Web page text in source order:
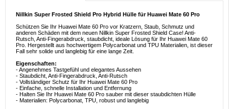
Nillkin Super Frosted Shield Pro Hybrid Hülle für Huawei Mate 60 Pro
Schützen Sie Ihr Huawei Mate 60 Pro vor Kratzern, Staub, Schmutz und
anderen Schäden mit dem neuen Nillkin Super Frosted Shield Case! Anti-
Rutsch, Anti-Fingerabdruck, staubdicht, ideale Lösung für Ihr Huawei Mate 60
Pro. Hergestellt aus hochwertigem Polycarbonat und TPU Materialien, ist dieser
Fall sehr solide und langlebig für eine lange Zeit.
Eigenschaften:
- Angenehmes Tastgefühl und elegantes Aussehen
- Staubdicht, Anti-Fingerabdruck, Anti-Rutsch
- Vollständiger Schutz für Ihr Huawei Mate 60 Pro
- Einfache, schnelle Installation und Entfernung
- Halten Sie Ihr Huawei Mate 60 Pro sauber mit dieser staubdichten Hülle
- Materialien: Polycarbonat, TPU, robust und langlebig